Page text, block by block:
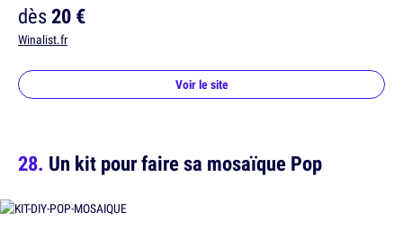
dès20 €
Winalist.fr
Voir le site
Un kit pour faire sa mosaïque Pop